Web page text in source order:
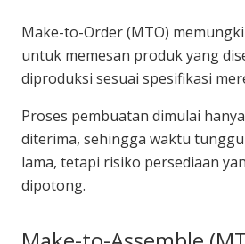
Make-to-Order (MTO)
untuk memesan produk yang
diproduksi sesuai spesifikasi
Proses pembuatan dimulai
diterima, sehingga waktu
lama, tetapi risiko persediaan
dipotong.